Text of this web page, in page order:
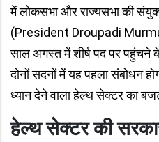
में लोकसभा और राज्यसभा की संयुक्त
(President Droupadi
साल अगस्त में शीर्ष पद पर पहुंचने
दोनों सदनों में यह पहला संबोधन
ध्यान देने वाला हेल्थ सेक्टर का
हेल्थ सेक्टर की